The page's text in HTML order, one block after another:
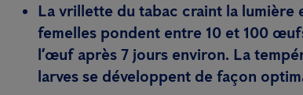
La vrillette du tabac craint la lumière
femelles pondent entre 10 et 100
l’œuf après 7 jours environ. La
larves se développent de façon